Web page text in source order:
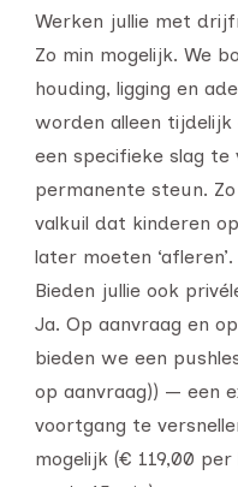
Werken jullie met
Zo min mogelijk. We
houding, ligging en
worden alleen tijdelijk
een specifieke slag
permanente steun.
valkuil dat kinderen
later moeten ‘afleren’.
Bieden jullie ook
Ja. Op aanvraag en
bieden we een
op aanvraag)) — een
voortgang te
mogelijk (€ 119,00